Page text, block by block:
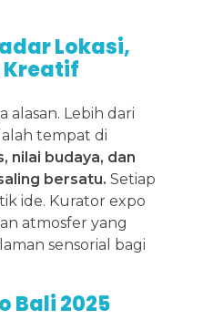
Lokasi,
Kreatif
alasan. Lebih dari
tempat di
nilai budaya, dan
bersatu. Setiap
ide. Kurator expo
atmosfer yang
sensorial bagi
Bali 2025